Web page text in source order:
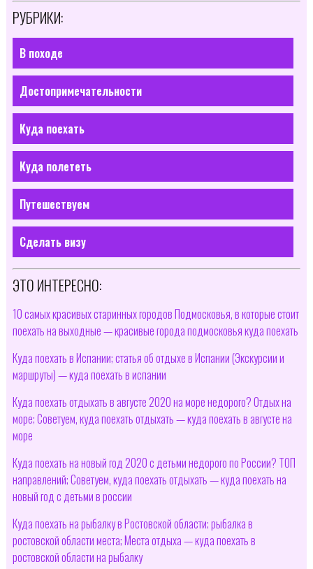
РУБРИКИ:
В походе
Достопримечательности
Куда поехать
Куда полететь
Путешествуем
Сделать визу
ЭТО ИНТЕРЕСНО:
10 самых красивых старинных городов Подмосковья, в которые стоит
поехать на выходные — красивые города подмосковья куда поехать
Куда поехать в Испании; статья об отдыхе в Испании (Экскурсии и
маршруты) — куда поехать в испании
Куда поехать отдыхать в августе 2020 на море недорого? Отдых на
море; Советуем, куда поехать отдыхать — куда поехать в августе на
море
Куда поехать на новый год 2020 с детьми недорого по России? ТОП
направлений; Советуем, куда поехать отдыхать — куда поехать на
новый год с детьми в россии
Куда поехать на рыбалку в Ростовской области; рыбалка в
ростовской области места; Места отдыха — куда поехать в
ростовской области на рыбалку